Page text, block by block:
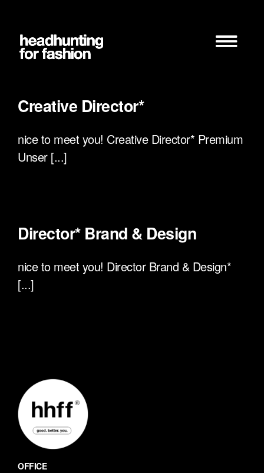
springen
Creative Director*
nice to meet you! Creative Director* Premium
Unser [...]
Director* Brand & Design
nice to meet you! Director Brand & Design*
[...]
OFFICE